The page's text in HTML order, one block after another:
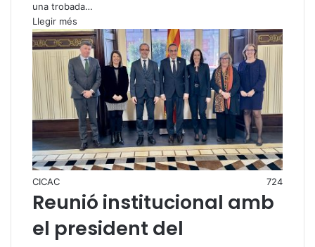
una trobada…
Llegir més
CICAC 724
Reunió institucional amb
el president del